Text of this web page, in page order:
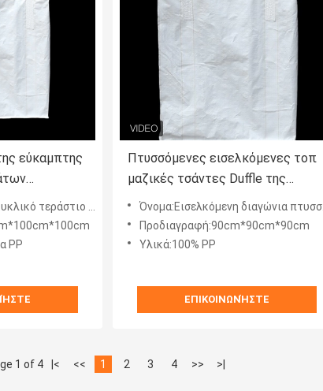
εύκαμπτης
cOem
τσαντών
μεταφορών τσαντών ελαφρύ
PP
Πτυσσόμενες εισελκόμενες τοπ
μαζικές τσάντες Duffle της
οικοδόμησης παραδοθε'ν άμμος
3ton
Όνομα:Εισελκόμενη διαγώνια πτυσσόμενη σταθερή απόδοση τσαντών γωνιών μαζική
Προδιαγραφή:90cm*90cm*90cm
Υλικά:100% PP
ΕΠΙΚΟΙΝΩΝΉΣΤΕ
1 of 4 |< << 1 2 3 4 >> >|